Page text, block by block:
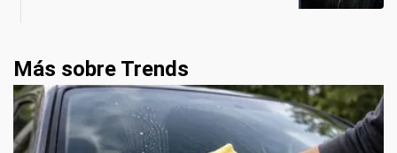
Más sobre Trends